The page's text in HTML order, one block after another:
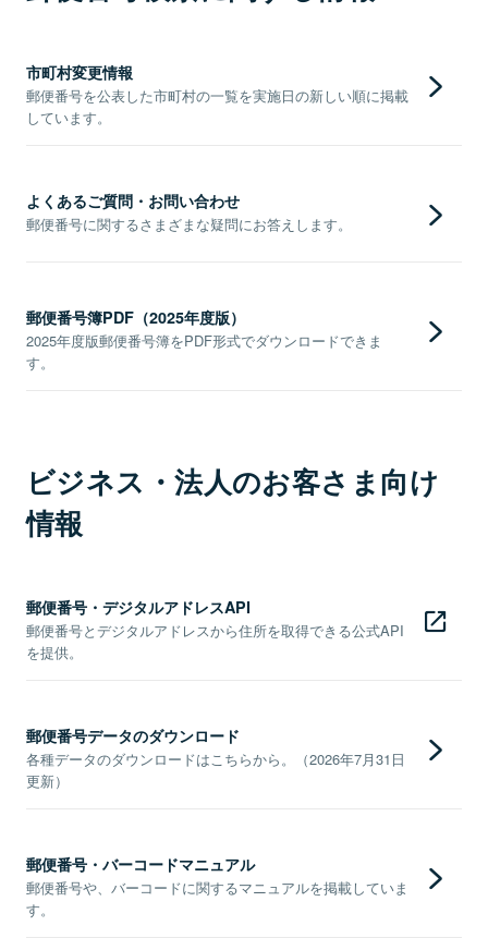
市町村変更情報
郵便番号を公表した市町村の一覧を実施日の新しい順に掲載
しています。
よくあるご質問・お問い合わせ
郵便番号に関するさまざまな疑問にお答えします。
郵便番号簿PDF（2025年度版）
2025年度版郵便番号簿をPDF形式でダウンロードできま
す。
ビジネス・法人のお客さま向け
情報
郵便番号・デジタルアドレスAPI
郵便番号とデジタルアドレスから住所を取得できる公式API
を提供。
郵便番号データのダウンロード
各種データのダウンロードはこちらから。（2026年7月31日
更新）
郵便番号・バーコードマニュアル
郵便番号や、バーコードに関するマニュアルを掲載していま
す。